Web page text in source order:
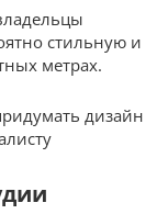
стильную и
метрах.
дизайн